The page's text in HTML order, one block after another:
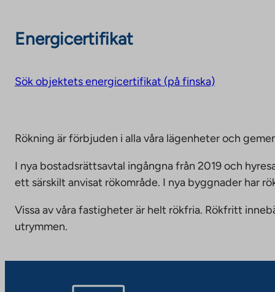
Energicertifikat
Sök objektets energicertifikat (på finska)
Rökning är förbjuden i alla våra lägenheter och
I nya bostadsrättsavtal ingångna från 2019 och
ett särskilt anvisat rökområde. I nya byggnader har
Vissa av våra fastigheter är helt rökfria. Rökfritt
utrymmen.